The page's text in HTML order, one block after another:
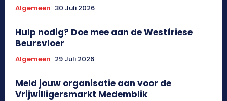
Algemeen 30 Juli 2026
Hulp nodig? Doe mee aan de Westfriese
Beursvloer
Algemeen 29 Juli 2026
Meld jouw organisatie aan voor de
Vrijwilligersmarkt Medemblik